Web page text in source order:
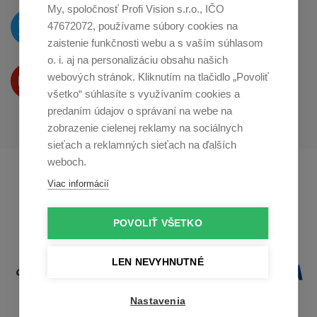
My, spoločnosť Profi Vision s.r.o., IČO
47672072, používame súbory cookies na
zaistenie funkčnosti webu a s vaším súhlasom
o. i. aj na personalizáciu obsahu našich
webových stránok. Kliknutím na tlačidlo „Povoliť
všetko“ súhlasíte s využívaním cookies a
predaním údajov o správaní na webe na
zobrazenie cielenej reklamy na sociálnych
sieťach a reklamných sieťach na ďalších
weboch.
Viac informácií
POVOLIŤ VŠETKO
LEN NEVYHNUTNÉ
Nastavenia
O novinkách píšeme
naTwitteri
Produkty Vám predstavujeme
na Youtube
Profikuchař.cz